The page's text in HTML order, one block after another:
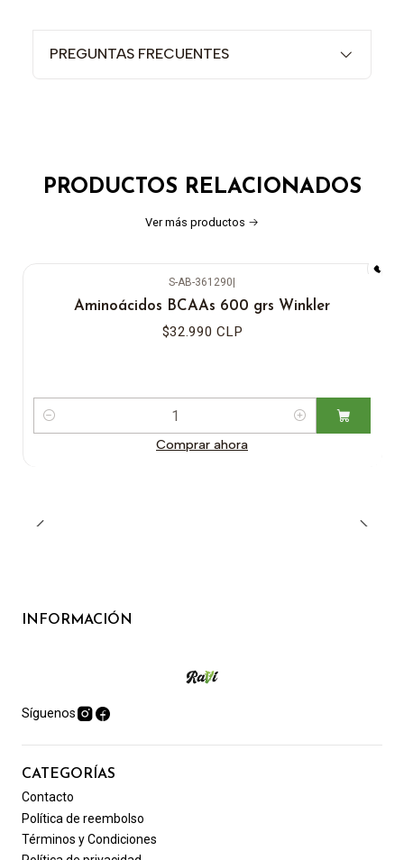
PREGUNTAS FRECUENTES
PRODUCTOS RELACIONADOS
Ver más productos
S-AB-361290|
Aminoácidos BCAAs 600 grs Winkler
$32.990 CLP
Cantidad
Comprar ahora
INFORMACIÓN
Síguenos
CATEGORÍAS
Contacto
Política de reembolso
Términos y Condiciones